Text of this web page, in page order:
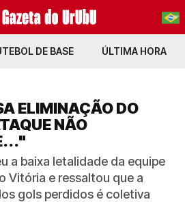
PT-BR
DE BASE ÚLTIMA HORA
ELIMINAÇÃO DO
NÃO
a baixa letalidade da equipe
Vitória e ressaltou que a
gols perdidos é coletiva